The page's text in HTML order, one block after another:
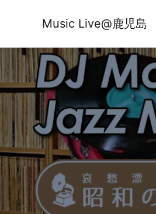
キ
ッ
プ
Music Live@鹿児島